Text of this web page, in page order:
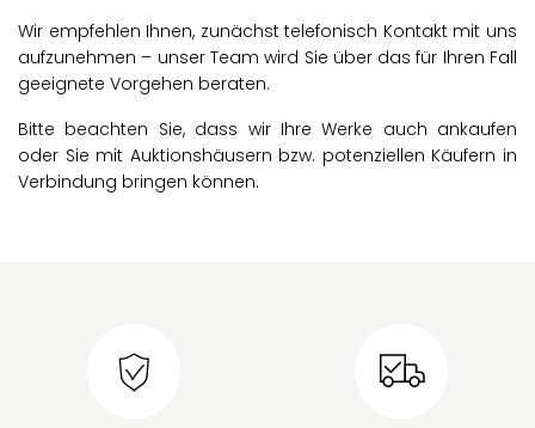
Wir empfehlen Ihnen, zunächst telefonisch Kontakt mit uns
aufzunehmen – unser Team wird Sie über das für Ihren Fall
geeignete Vorgehen beraten.
Bitte beachten Sie, dass wir Ihre Werke auch ankaufen
oder Sie mit Auktionshäusern bzw. potenziellen Käufern in
Verbindung bringen können.